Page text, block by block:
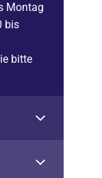
Montag
bis
bitte